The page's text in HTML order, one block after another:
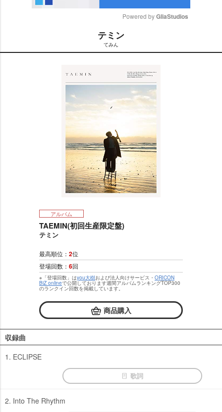
t
Powered by GliaStudios
テミン
てみん
アルバム
TAEMIN(初回生産限定盤)
テミン
最高順位： 2位
登場回数： 6回
※「登場回数」はyou大樹および法人向けサービス・ ORICON
BiZ onlineで公開しております週間アルバムランキングTOP300
のランクイン回数を掲載しています。
商品購入
収録曲
1. ECLIPSE
歌詞
2. Into The Rhythm